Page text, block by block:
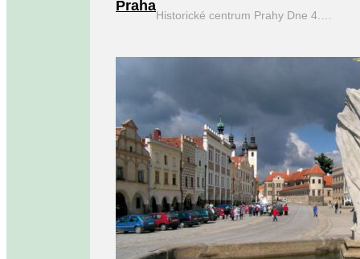
Praha
Historické centrum Prahy Dne 4.…